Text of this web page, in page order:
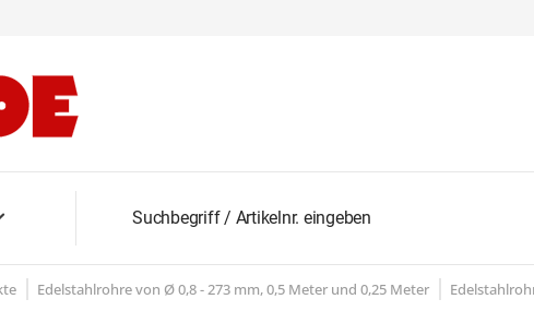
Edelstahlrohre von Ø 0,8 - 273 mm, 0,5 Meter und 0,25 Meter